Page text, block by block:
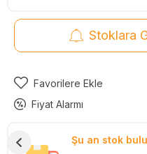
Stoklara
Favorilere Ekle
Fiyat Alarmı
Şu an stok